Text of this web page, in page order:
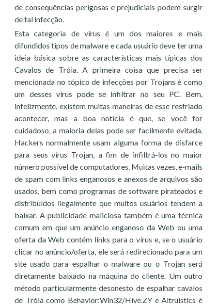
de consequências perigosas e prejudiciais podem surgir
de tal infecção.
Esta categoria de vírus é um dos maiores e mais
difundidos tipos de malware e cada usuário deve ter uma
ideia básica sobre as características mais típicas dos
Cavalos de Tróia. A primeira coisa que precisa ser
mencionada no tópico de infecções por Trojans é como
um desses vírus pode se infiltrar no seu PC. Bem,
infelizmente, existem muitas maneiras de esse resfriado
acontecer, mas a boa notícia é que, se você for
cuidadoso, a maioria delas pode ser facilmente evitada.
Hackers normalmente usam alguma forma de disfarce
para seus vírus Trojan, a fim de infiltrá-los no maior
número possível de computadores. Muitas vezes, e-mails
de spam com links enganosos e anexos de arquivos são
usados, bem como programas de software pirateados e
distribuídos ilegalmente que muitos usuários tendem a
baixar. A publicidade maliciosa também é uma técnica
comum em que um anúncio enganoso da Web ou uma
oferta da Web contém links para o vírus e, se o usuário
clicar no anúncio/oferta, ele será redirecionado para um
site usado para espalhar o malware ou o Trojan será
diretamente baixado na máquina do cliente. Um outro
método particularmente desonesto de espalhar cavalos
de Tróia como Behavior:Win32/Hive.ZY e Altruistics é